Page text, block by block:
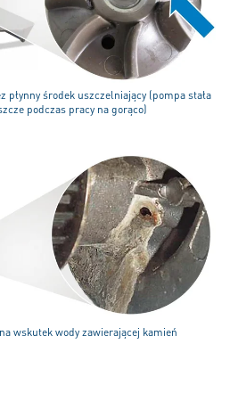
płynny środek uszczelniający (pompa stała
podczas pracy na gorąco)
wskutek wody zawierającej kamień